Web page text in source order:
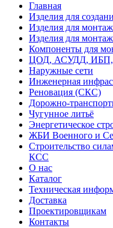
Главная
Изделия для
Изделия для
Изделия для
Компоненты для
ЦОД, АСУДД,
Наружные сети
Инженерная
Реновация (СКС)
Дорожно-
Чугунное литьё
Энергетическое
ЖБИ Военного и
Строительство
КСС
О нас
Каталог
Техническая
Доставка
Проектировщикам
Контакты